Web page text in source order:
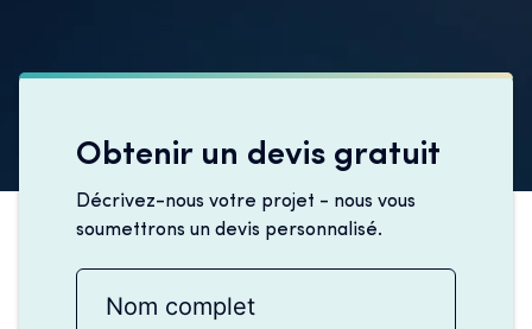
Obtenir un devis gratuit
Décrivez-nous votre projet - nous vous
soumettrons un devis personnalisé.